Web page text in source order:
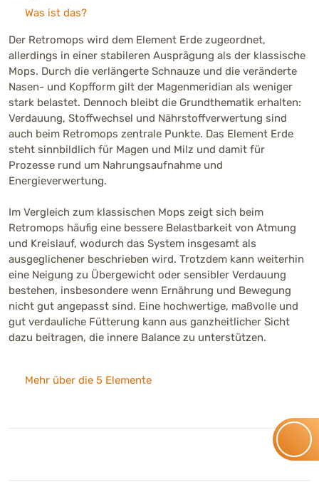
Was ist das?
Der Retromops wird dem Element Erde zugeordnet,
allerdings in einer stabileren Ausprägung als der klassische
Mops. Durch die verlängerte Schnauze und die veränderte
Nasen- und Kopfform gilt der Magenmeridian als weniger
stark belastet. Dennoch bleibt die Grundthematik erhalten:
Verdauung, Stoffwechsel und Nährstoffverwertung sind
auch beim Retromops zentrale Punkte. Das Element Erde
steht sinnbildlich für Magen und Milz und damit für
Prozesse rund um Nahrungsaufnahme und
Energieverwertung.
Im Vergleich zum klassischen Mops zeigt sich beim
Retromops häufig eine bessere Belastbarkeit von Atmung
und Kreislauf, wodurch das System insgesamt als
ausgeglichener beschrieben wird. Trotzdem kann weiterhin
eine Neigung zu Übergewicht oder sensibler Verdauung
bestehen, insbesondere wenn Ernährung und Bewegung
nicht gut angepasst sind. Eine hochwertige, maßvolle und
gut verdauliche Fütterung kann aus ganzheitlicher Sicht
dazu beitragen, die innere Balance zu unterstützen.
Mehr über die 5 Elemente